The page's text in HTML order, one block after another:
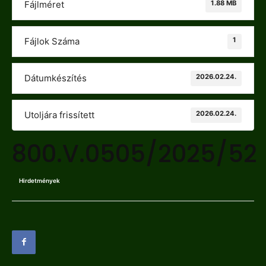
Fájlméret 1.88 MB
Fájlok Száma 1
Dátumkészítés 2026.02.24.
Utoljára frissített 2026.02.24.
800.V.0505/2025/52
Hirdetmények